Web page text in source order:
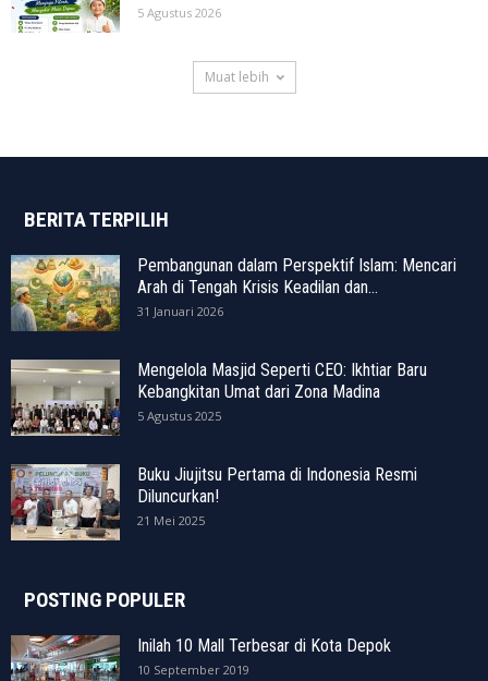
5 Agustus 2026
Muat lebih
BERITA TERPILIH
Pembangunan dalam Perspektif Islam: Mencari
Arah di Tengah Krisis Keadilan dan...
31 Januari 2026
Mengelola Masjid Seperti CEO: Ikhtiar Baru
Kebangkitan Umat dari Zona Madina
5 Agustus 2025
Buku Jiujitsu Pertama di Indonesia Resmi
Diluncurkan!
21 Mei 2025
POSTING POPULER
Inilah 10 Mall Terbesar di Kota Depok
10 September 2019